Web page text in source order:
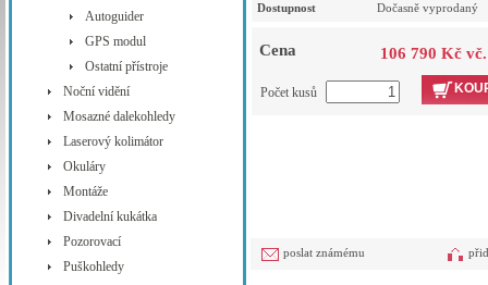
Autoguider
GPS modul
Ostatní přístroje
Noční vidění
Mosazné dalekohledy
Laserový kolimátor
Okuláry
Montáže
Divadelní kukátka
Pozorovací
Puškohledy
Dostupnost Dočasně vyprodaný
Cena 106 790 Kč
Počet kusů
poslat známému